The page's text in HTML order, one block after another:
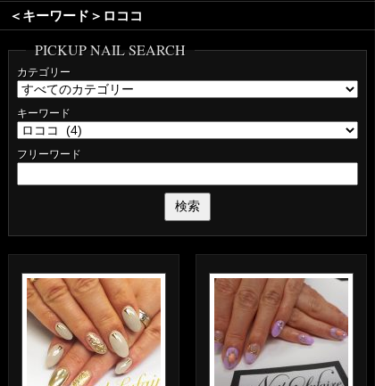
＜キーワード＞ロココ
PICKUP NAIL SEARCH
カテゴリー
キーワード
フリーワード